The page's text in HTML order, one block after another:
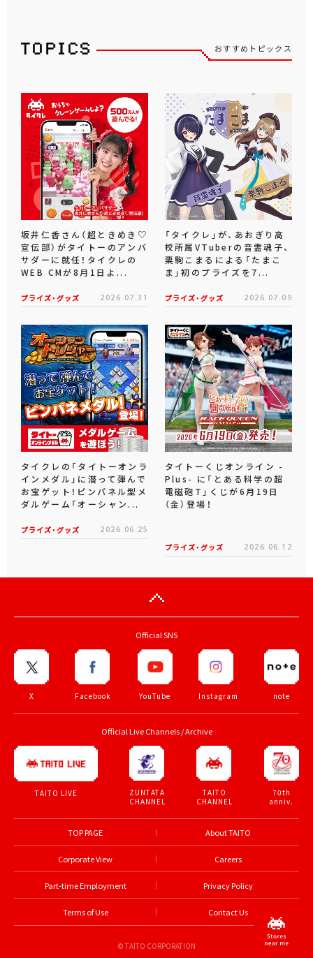
おすすめトピックス
坂井仁香さん（超ときめき♡
宣伝部）がタイトーのアンバ
サダーに就任！タイクレの
WEB CMが8月1日よ...
プライズ・グッズ 2026.07.31
「タイクレ」が、あおぎり高
校所属VTuberの音霊魂子、
栗駒こまるによる「たまこ
ま」初のプライズを7...
プライズ・グッズ 2026.07.09
タイクレの「タイトーオンラ
インメダル」に潜って弾んで
お宝ゲット！ピンパネル型メ
ダルゲーム「オーシャン...
プライズ・グッズ 2026.06.25
タイトーくじオンライン -
Plus- に「とある科学の超
電磁砲T」くじが6月19日
（金）登場！
プライズ・グッズ 2026.06.12
Official SNS
X Facebook YouTube Instagram note
Official Live Channels / Archive
TAITO LIVE
ZUNTATA
CHANNEL
TAITO
CHANNEL
70th
anniv.
TOP PAGE About TAITO
Corporate View Careers
Part-time Employment Privacy Policy
Terms of Use Contact Us
© TAITO CORPORATION